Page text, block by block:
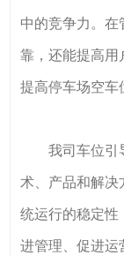
中的竞争力。在
靠，还能提高用
提高停车场空车
我司车位引导
术、产品和解决
统运行的稳定性
进管理、促进运